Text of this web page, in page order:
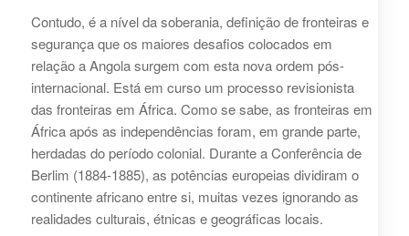
Contudo, é a nível da soberania, definição de fronteiras e
segurança que os maiores desafios colocados em
relação a Angola surgem com esta nova ordem pós-
internacional. Está em curso um processo revisionista
das fronteiras em África. Como se sabe, as fronteiras em
África após as independências foram, em grande parte,
herdadas do período colonial. Durante a Conferência de
Berlim (1884-1885), as potências europeias dividiram o
continente africano entre si, muitas vezes ignorando as
realidades culturais, étnicas e geográficas locais.